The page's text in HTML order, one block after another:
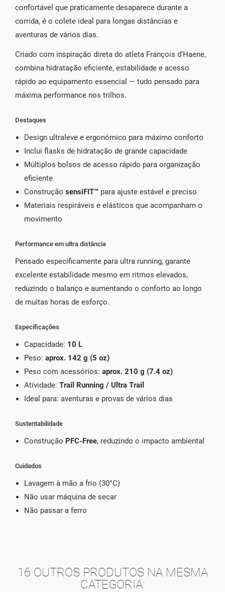
confortável que praticamente desaparece durante a
corrida, é o colete ideal para longas distâncias e
aventuras de vários dias.
Criado com inspiração direta do atleta François d’Haene,
combina hidratação eficiente, estabilidade e acesso
rápido ao equipamento essencial — tudo pensado para
máxima performance nos trilhos.
Destaques
Design ultraleve e ergonómico para máximo conforto
Inclui flasks de hidratação de grande capacidade
Múltiplos bolsos de acesso rápido para organização
eficiente
Construção sensiFIT™ para ajuste estável e preciso
Materiais respiráveis e elásticos que acompanham o
movimento
Performance em ultra distância
Pensado especificamente para ultra running, garante
excelente estabilidade mesmo em ritmos elevados,
reduzindo o balanço e aumentando o conforto ao longo
de muitas horas de esforço.
Especificações
Capacidade: 10 L
Peso: aprox. 142 g (5 oz)
Peso com acessórios: aprox. 210 g (7.4 oz)
Atividade: Trail Running / Ultra Trail
Ideal para: aventuras e provas de vários dias
Sustentabilidade
Construção PFC-Free, reduzindo o impacto ambiental
Cuidados
Lavagem à mão a frio (30°C)
Não usar máquina de secar
Não passar a ferro
16 OUTROS PRODUTOS NA MESMA
CATEGORIA: